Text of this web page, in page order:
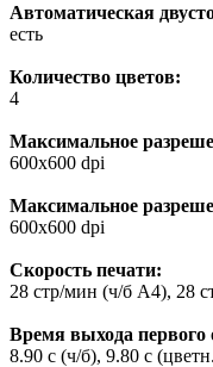
Автоматическая
есть
Количество цветов:
4
Максимальное
600x600 dpi
Максимальное
600x600 dpi
Скорость печати:
28 стр/мин (ч/б А4), 28
Время выхода первого
8.90 c (ч/б), 9.80 c